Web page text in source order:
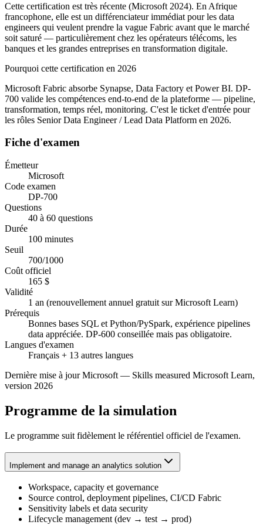
Cette certification est très récente (Microsoft 2024). En Afrique
francophone, elle est un différenciateur immédiat pour les data
engineers qui veulent prendre la vague Fabric avant que le marché
soit saturé — particulièrement chez les opérateurs télécoms, les
banques et les grandes entreprises en transformation digitale.
Pourquoi cette certification en 2026
Microsoft Fabric absorbe Synapse, Data Factory et Power BI. DP-
700 valide les compétences end-to-end de la plateforme — pipeline,
transformation, temps réel, monitoring. C'est le ticket d'entrée pour
les rôles Senior Data Engineer / Lead Data Platform en 2026.
Fiche d'examen
Émetteur
Microsoft
Code examen
DP-700
Questions
40 à 60 questions
Durée
100 minutes
Seuil
700/1000
Coût officiel
165 $
Validité
1 an (renouvellement annuel gratuit sur Microsoft Learn)
Prérequis
Bonnes bases SQL et Python/PySpark, expérience pipelines
data appréciée. DP-600 conseillée mais pas obligatoire.
Langues d'examen
Français + 13 autres langues
Dernière mise à jour Microsoft — Skills measured Microsoft Learn,
version 2026
Programme de la simulation
Le programme suit fidèlement le référentiel officiel de l'examen.
Implement and manage an analytics solution
Workspace, capacity et governance
Source control, deployment pipelines, CI/CD Fabric
Sensitivity labels et data security
Lifecycle management (dev → test → prod)